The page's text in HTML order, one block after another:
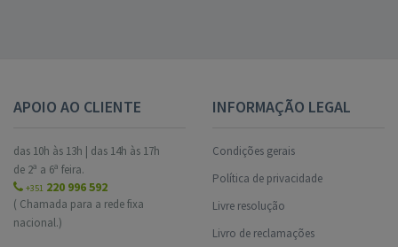
APOIO AO CLIENTE
das 10h às 13h | das 14h às 17h
de 2ª a 6ª feira.
+351 220 996 592
( Chamada para a rede fixa
nacional.)
INFORMAÇÃO LEGAL
Condições gerais
Política de privacidade
Livre resolução
Livro de reclamações